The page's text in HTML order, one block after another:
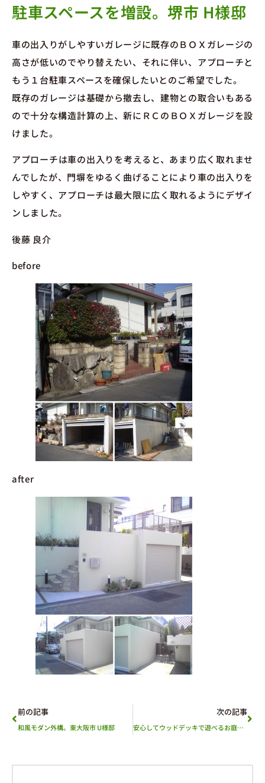
駐車スペースを増設。堺市 H様邸
車の出入りがしやすいガレージに既存のＢＯＸガレージの
高さが低いのでやり替えたい、それに伴い、アプローチと
もう１台駐車スペースを確保したいとのご希望でした。
既存のガレージは基礎から撤去し、建物との取合いもある
ので十分な構造計算の上、新にＲＣのＢＯＸガレージを設
けました。
アプローチは車の出入りを考えると、あまり広く取れませ
んでしたが、門塀をゆるく曲げることにより車の出入りを
しやすく、アプローチは最大限に広く取れるようにデザイ
ンしました。
後藤 良介
before
after
前の記事
和風モダン外構。東大阪市 U様邸
次の記事
安心してウッドデッキで遊べるお庭｜富田林市 F様邸